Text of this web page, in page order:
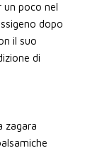
un poco nel
dopo
il suo
di
zagara